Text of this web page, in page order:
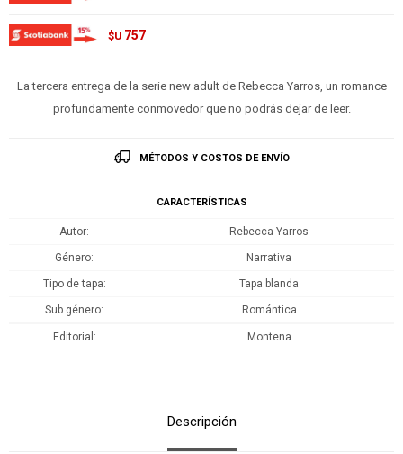
$U 757
La tercera entrega de la serie new adult de Rebecca Yarros, un romance
profundamente conmovedor que no podrás dejar de leer.
MÉTODOS Y COSTOS DE ENVÍO
CARACTERÍSTICAS
Autor Rebecca Yarros
Género Narrativa
Tipo de tapa Tapa blanda
Sub género Romántica
Editorial Montena
Descripción